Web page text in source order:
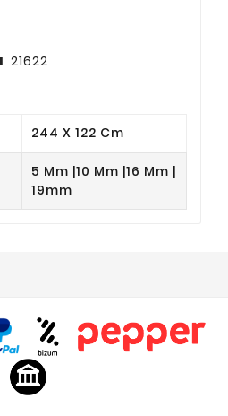
21622
244 X 122 Cm
5 Mm |10 Mm |16 Mm |
19mm